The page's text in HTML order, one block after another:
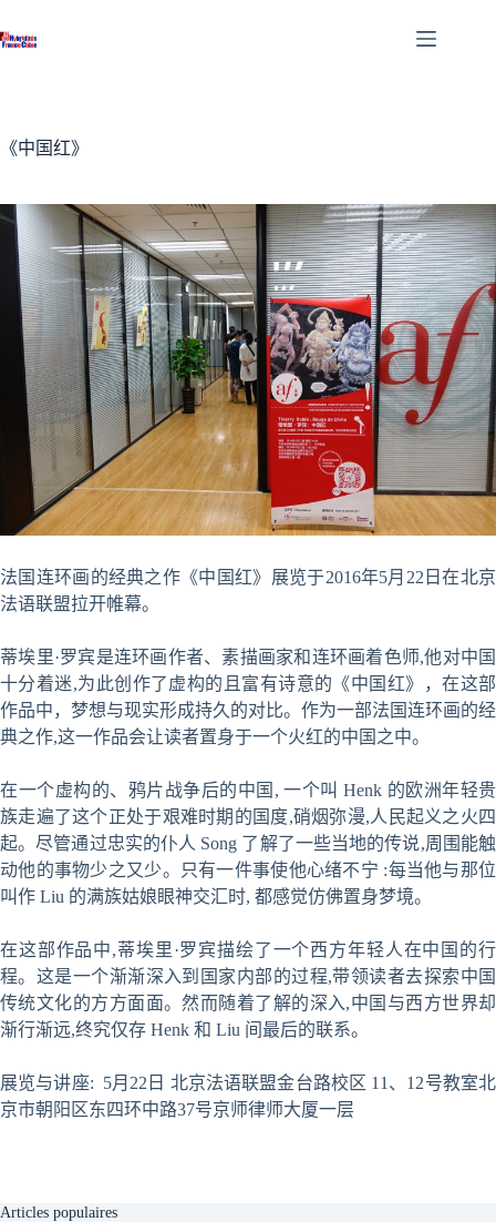
至
《中国红》
法国连环画的经典之作《中国红》展览于2016年5月22日在北京
法语联盟拉开帷幕。
蒂埃里·罗宾是连环画作者、素描画家和连环画着色师,他对中国
十分着迷,为此创作了虚构的且富有诗意的《中国红》，在这部
作品中，梦想与现实形成持久的对比。作为一部法国连环画的经
典之作,这一作品会让读者置身于一个火红的中国之中。
在一个虚构的、鸦片战争后的中国, 一个叫 Henk 的欧洲年轻贵
族走遍了这个正处于艰难时期的国度,硝烟弥漫,人民起义之火四
起。尽管通过忠实的仆人 Song 了解了一些当地的传说,周围能触
动他的事物少之又少。只有一件事使他心绪不宁 :每当他与那位
叫作 Liu 的满族姑娘眼神交汇时, 都感觉仿佛置身梦境。
在这部作品中,蒂埃里·罗宾描绘了一个西方年轻人在中国的行
程。这是一个渐渐深入到国家内部的过程,带领读者去探索中国
传统文化的方方面面。然而随着了解的深入,中国与西方世界却
渐行渐远,终究仅存 Henk 和 Liu 间最后的联系。
展览与讲座: 5月22日 北京法语联盟金台路校区 11、12号教室北
京市朝阳区东四环中路37号京师律师大厦一层
Articles populaires